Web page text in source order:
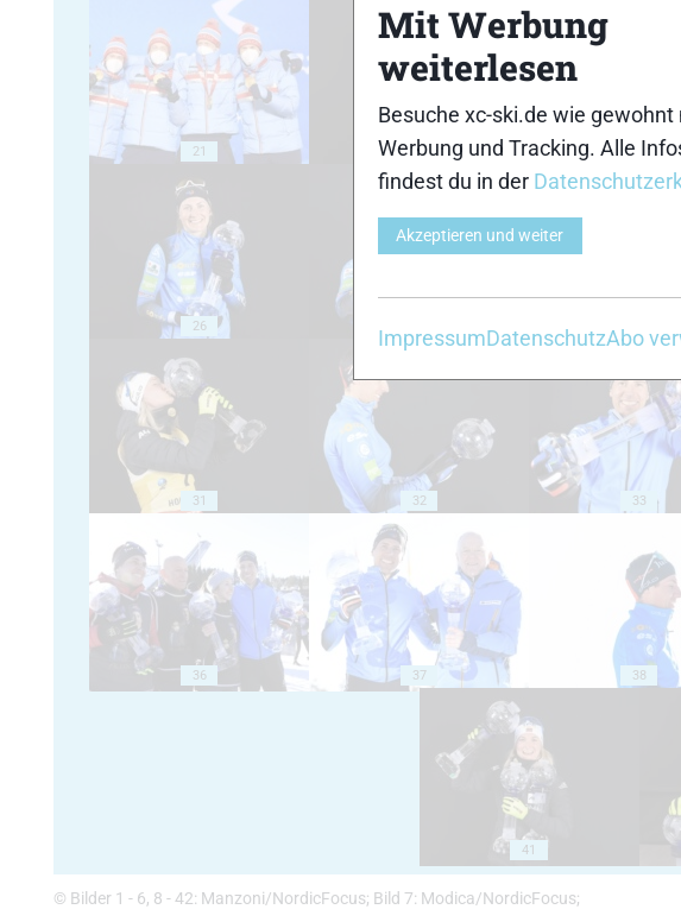
21 22 23
26
31 32 33
36 37 38
41
© Bilder 1 - 6, 8 - 42: Manzoni/NordicFocus; Bild 7: Modica/NordicFocus;
Mit Werbung
weiterlesen
Besuche xc-ski.de wie gewohnt
Werbung und Tracking. Alle
findest du in der
Akzeptieren und weiter
ImpressumDatenschutzAbo